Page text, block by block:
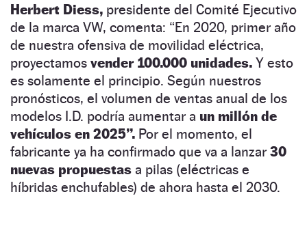
Herbert Diess, presidente del Comité Ejecutivo
de la marca VW, comenta: “En 2020, primer año
de nuestra ofensiva de movilidad eléctrica,
proyectamos vender 100.000 unidades. Y esto
es solamente el principio. Según nuestros
pronósticos, el volumen de ventas anual de los
modelos I.D. podría aumentar a un millón de
vehículos en 2025”. Por el momento, el
fabricante ya ha confirmado que va a lanzar 30
nuevas propuestas a pilas (eléctricas e
híbridas enchufables) de ahora hasta el 2030.